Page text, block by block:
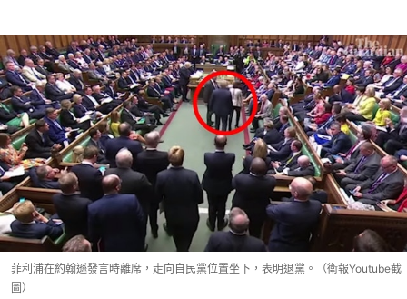
菲利浦在約翰遜發言時離席，走向自民黨位置坐下，表明退黨。（衛報Youtube截
圖）